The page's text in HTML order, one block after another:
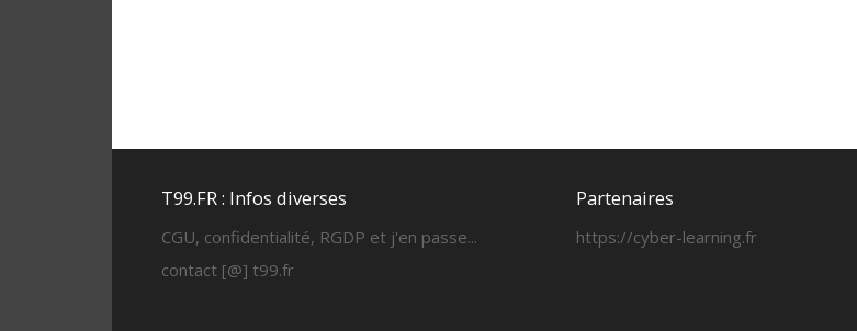
T99.FR : Infos diverses
CGU, confidentialité, RGDP et j'en passe...
contact [@] t99.fr
Partenaires
https://cyber-learning.fr